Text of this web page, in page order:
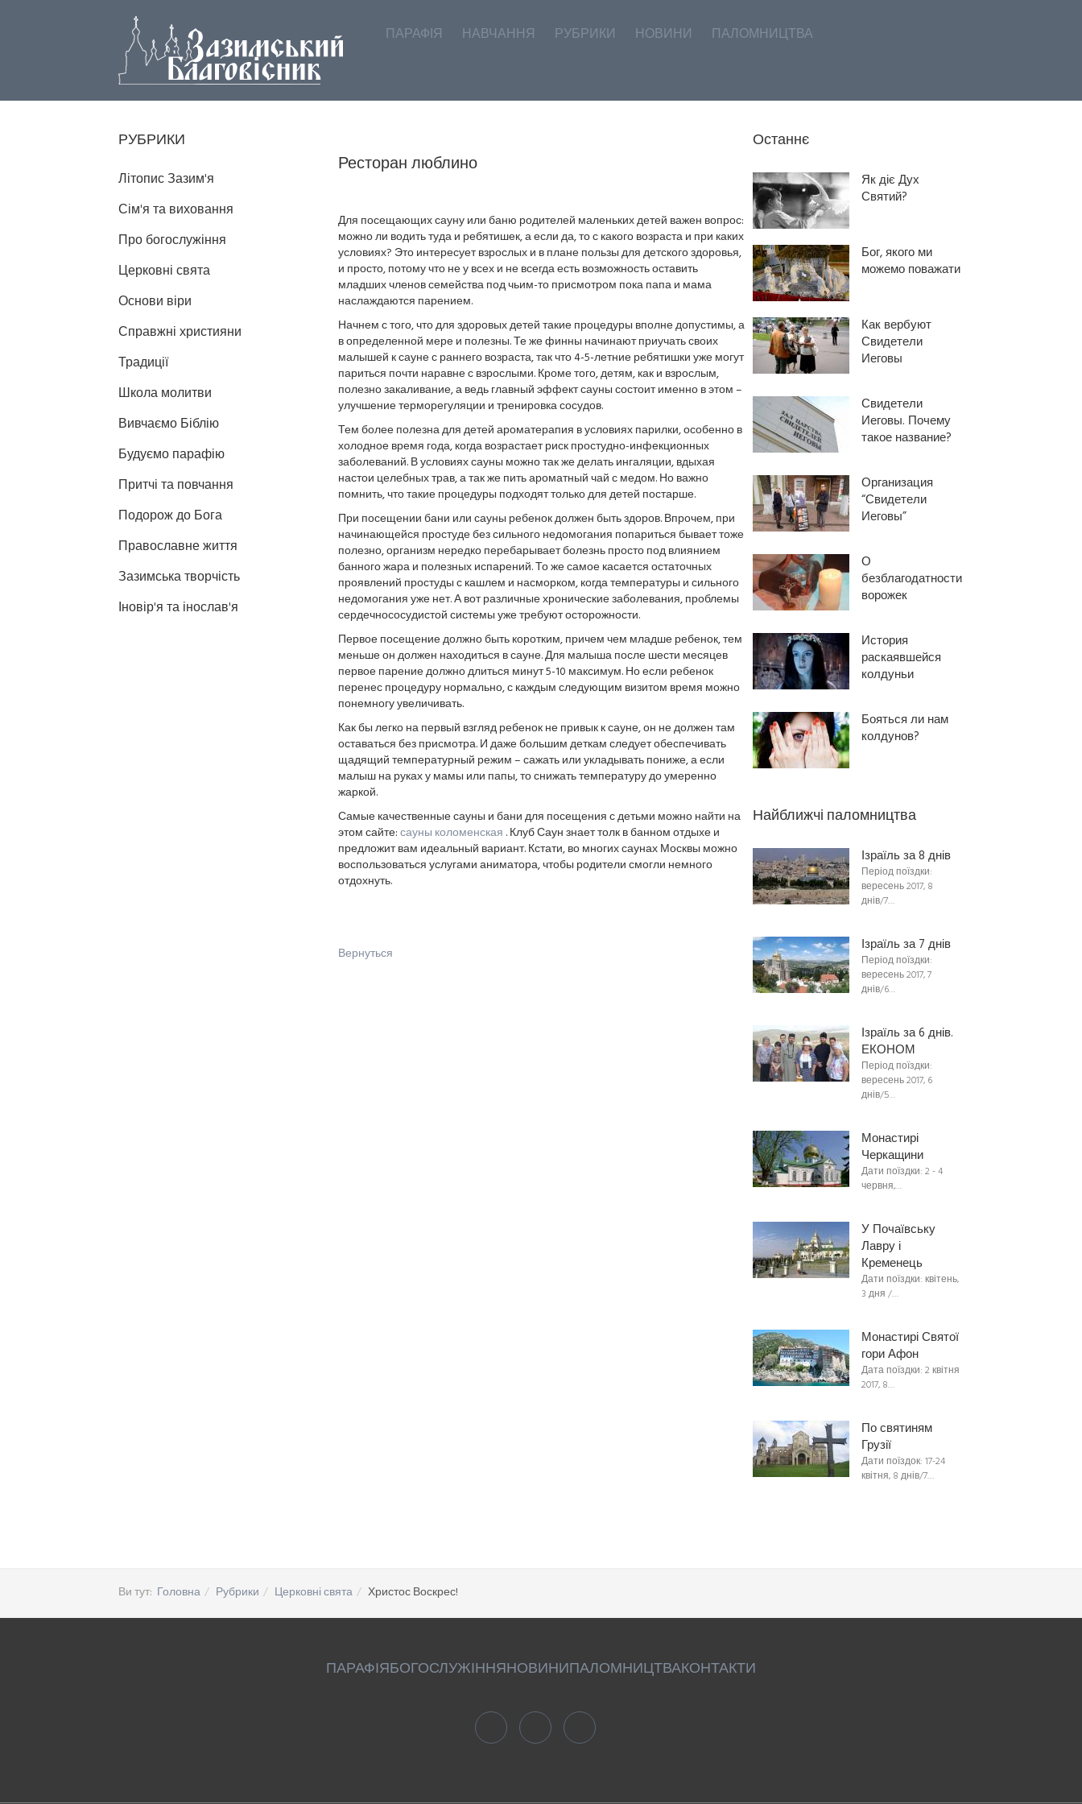
ПАРАФІЯ НАВЧАННЯ РУБРИКИ НОВИНИ ПАЛОМНИЦТВА
Ресторан люблино
Для посещающих сауну или баню родителей маленьких детей важен вопрос:
можно ли водить туда и ребятишек, а если да, то с какого возраста и при каких
условиях? Это интересует взрослых и в плане пользы для детского здоровья,
и просто, потому что не у всех и не всегда есть возможность оставить
младших членов семейства под чьим-то присмотром пока папа и мама
наслаждаются парением.
Начнем с того, что для здоровых детей такие процедуры вполне допустимы, а
в определенной мере и полезны. Те же финны начинают приучать своих
малышей к сауне с раннего возраста, так что 4-5-летние ребятишки уже могут
париться почти наравне с взрослыми. Кроме того, детям, как и взрослым,
полезно закаливание, а ведь главный эффект сауны состоит именно в этом –
улучшение терморегуляции и тренировка сосудов.
Тем более полезна для детей ароматерапия в условиях парилки, особенно в
холодное время года, когда возрастает риск простудно-инфекционных
заболеваний. В условиях сауны можно так же делать ингаляции, вдыхая
настои целебных трав, а так же пить ароматный чай с медом. Но важно
помнить, что такие процедуры подходят только для детей постарше.
При посещении бани или сауны ребенок должен быть здоров. Впрочем, при
начинающейся простуде без сильного недомогания попариться бывает тоже
полезно, организм нередко перебарывает болезнь просто под влиянием
банного жара и полезных испарений. То же самое касается остаточных
проявлений простуды с кашлем и насморком, когда температуры и сильного
недомогания уже нет. А вот различные хронические заболевания, проблемы
сердечнососудистой системы уже требуют осторожности.
Первое посещение должно быть коротким, причем чем младше ребенок, тем
меньше он должен находиться в сауне. Для малыша после шести месяцев
первое парение должно длиться минут 5-10 максимум. Но если ребенок
перенес процедуру нормально, с каждым следующим визитом время можно
понемногу увеличивать.
Как бы легко на первый взгляд ребенок не привык к сауне, он не должен там
оставаться без присмотра. И даже большим деткам следует обеспечивать
щадящий температурный режим – сажать или укладывать пониже, а если
малыш на руках у мамы или папы, то снижать температуру до умеренно
жаркой.
Самые качественные сауны и бани для посещения с детьми можно найти на
этом сайте:сауны коломенская . Клуб Саун знает толк в банном отдыхе и
предложит вам идеальный вариант. Кстати, во многих саунах Москвы можно
воспользоваться услугами аниматора, чтобы родители смогли немного
отдохнуть.
Вернуться
РУБРИКИ
Літопис Зазим'я
Сім'я та виховання
Про богослужіння
Церковні свята
Основи віри
Справжні християни
Традиції
Школа молитви
Вивчаємо Біблію
Будуємо парафію
Притчі та повчання
Подорож до Бога
Православне життя
Зазимська творчість
Іновір'я та інослав'я
Останнє
Як діє Дух
Святий?
Бог, якого ми
можемо поважати
Как вербуют
Свидетели
Иеговы
Свидетели
Иеговы. Почему
такое название?
Организация
“Свидетели
Иеговы”
О
безблагодатности
ворожек
История
раскаявшейся
колдуньи
Бояться ли нам
колдунов?
Найближчі паломництва
Ізраїль за 8 днів
Період поїздки:
вересень 2017, 8
днів/7…
Ізраїль за 7 днів
Період поїздки:
вересень 2017, 7
днів/6…
Ізраїль за 6 днів.
ЕКОНОМ
Період поїздки:
вересень 2017, 6
днів/5…
Монастирі
Черкащини
Дати поїздки: 2 - 4
червня,…
У Почаївську
Лавру і
Кременець
Дати поїздки: квітень,
3 дня /…
Монастирі Святої
гори Афон
Дата поїздки: 2 квітня
2017, 8…
По святиням
Грузії
Дати поїздок: 17-24
квітня, 8 днів/7…
Ви тут: Головна Рубрики Церковні свята Христос Воскрес!
ПАРАФІЯБОГОСЛУЖІННЯНОВИНИПАЛОМНИЦТВАКОНТАКТИ